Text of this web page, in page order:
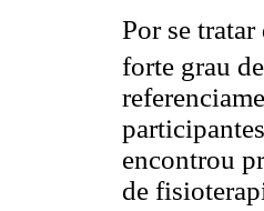
Por se
forte grau
encontrou
de